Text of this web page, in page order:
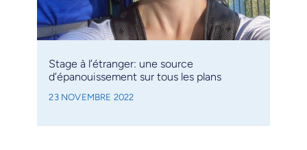
Stage à l’étranger: une source
d’épanouissement sur tous les plans
23 NOVEMBRE 2022